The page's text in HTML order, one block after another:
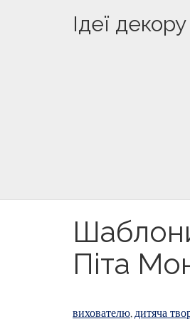
Ідеї декору
Піта
вихователю, дитяча